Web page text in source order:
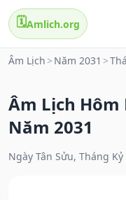
🗓️Amlich.org
Âm Lịch > Năm 2031 >
Âm Lịch Hôm
Năm 2031
Ngày Tân Sửu, Tháng